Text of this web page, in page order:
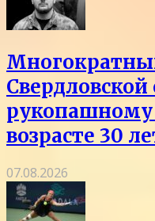
Свердловской
рукопашному
возрасте 30
07.08.2026